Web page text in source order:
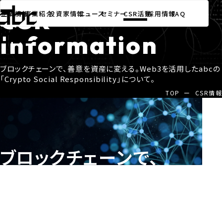
企業情報事業紹介投資家情報ニュースセミナーCSR活動採用情報FAQ
CSR情報
CSR
Information
ブロックチェーンで、善意を資産に変える。Web3を活用したabcの
「Crypto Social Responsibility」について。
TOP ー CSR情報
ブロックチェーンで、